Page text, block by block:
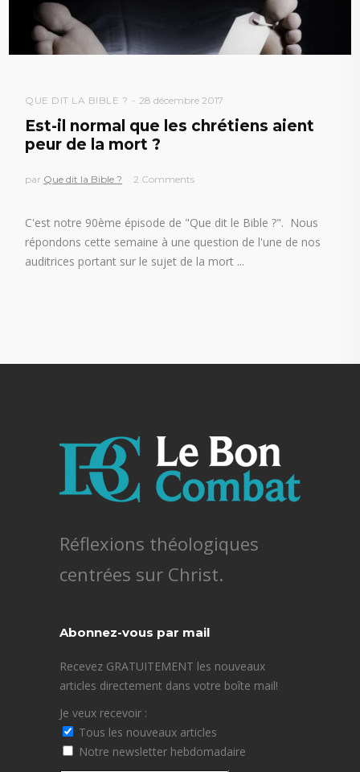
QUE DIT LA BIBLE ? 28 décembre 2017
Est-il normal que les chrétiens aient
peur de la mort ?
par Que dit la Bible ? 2 Comments
C'est notre 90ème épisode de "Que dit le Bible ?". Nous
répondons cette semaine à une question de l'une de nos
auditrices portant sur le sujet de la mort
Réflexions théologiques
centrées sur Christ.
Abonnez-vous par mail
Recevez GRATUITEMENT les nouveaux
articles directement dans votre boîte mail!
Je veux recevoir :
Tous les nouveaux articles
Notre newsletter hebdomadaire